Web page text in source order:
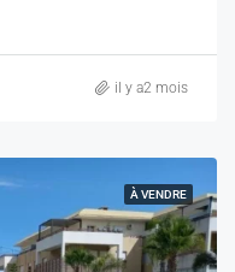
il y a2 mois
À VENDRE